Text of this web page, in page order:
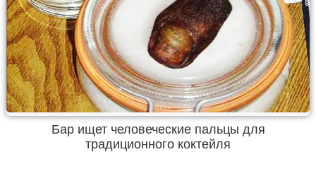
Бар ищет человеческие пальцы для
традиционного коктейля